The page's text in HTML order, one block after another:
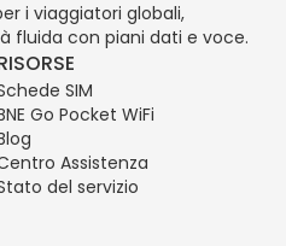
i viaggiatori globali,
fluida con piani dati e voce.
SIM
Go Pocket WiFi
Assistenza
del servizio